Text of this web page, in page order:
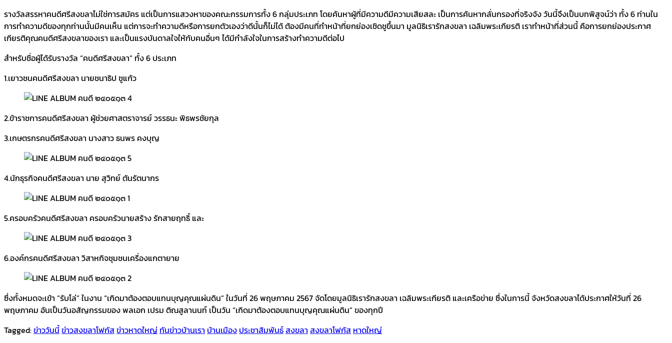
รางวัลสรรหาคนดีศรีสงขลาไม่ใช่การสมัคร แต่เป็นการแสวงหาของคณะกรรมการทั้ง 6 กลุ่มประเภท โดยค้นหาผู้ที่มีความดีมีความเสียสละ เป็นการค้นหากลั่นกรองที่จริงจัง วันนี้จึงเป็นบทพิสูจน์ว่า ทั้ง 6 ท่านใน
การทำความดีของทุกท่านนั้นมีคนเห็น แต่การจะทำความดีหรือการยกตัวเองว่าดีนั้นก็ไม่ได้ ต้องมีคนที่ทำหน้าที่ยกย่องเชิดชูขึ้นมา มูลนิธิเรารักสงขลา เฉลิมพระเกียรติ เราทำหน้าที่ส่วนนี้ คือการยกย่องประกาศ
เกียรติคุณคนดีศรีสงขลาของเรา และเป็นแรงบันดาลใจให้กับคนอื่นๆ ได้มีกำลังใจในการสร้างทำความดีต่อไป
สำหรับชื่อผู้ได้รับรางวัล “คนดีศรีสงขลา” ทั้ง 6 ประเภท
1.เยาวชนคนดีศรีสงขลา นายชนาธิป ชูแก้ว
2.ข้าราชการคนดีศรีสงขลา ผู้ช่วยศาสตราจารย์ วรรธนะ พิธพรชัยกุล
3.เกษตรกรคนดีศรีสงขลา นางสาว ธนพร คงบุญ
4.นักธุรกิจคนดีศรีสงขลา นาย สุวิทย์ ตันรัตนากร
5.ครอบครัวคนดีศรีสงขลา ครอบครัวนายสร้าง รักสายฤทธิ์ และ
6.องค์กรคนดีศรีสงขลา วิสาหกิจชุมชนเครื่องแกตายาย
ซึ่งทั้งหมดจะเข้า “รับโล่” ในงาน “เกิดมาต้องตอบแทนบุญคุณแผ่นดิน” ในวันที่ 26 พฤษภาคม 2567 จัดโดยมูลนิธิเรารักสงขลา เฉลิมพระเกียรติ และเครือข่าย ซึ่งในการนี้ จังหวัดสงขลาได้ประกาศให้วันที่ 26
พฤษภาคม อันเป็นวันอสัญกรรมของ พลเอก เปรม ติณสูลานนท์ เป็นวัน “เกิดมาต้องตอบแทนบุญคุณแผ่นดิน” ของทุกปี
Tagged:ข่าววันนี้ข่าวสงขลาโฟกัสข่าวหาดใหญ่ ทันข่าวบ้านเรา บ้านเมือง ประชาสัมพันธ์สงขลา สงขลาโฟกัส หาดใหญ่